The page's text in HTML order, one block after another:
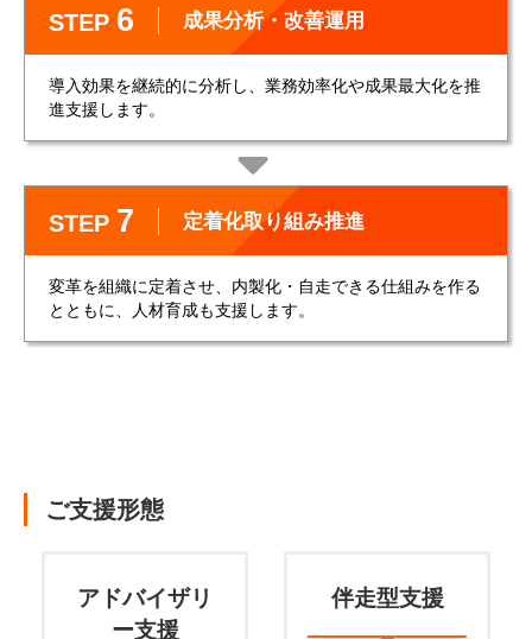
STEP 6 成果分析・改善運用
導入効果を継続的に分析し、業務効率化や成果最大化を推
進支援します。
STEP 7 定着化取り組み推進
変革を組織に定着させ、内製化・自走できる仕組みを作る
とともに、人材育成も支援します。
ご支援形態
アドバイザリ
ー支援
伴走型支援